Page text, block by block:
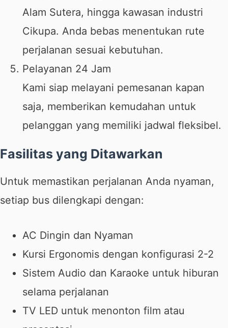
Alam Sutera, hingga kawasan industri
Cikupa. Anda bebas menentukan rute
perjalanan sesuai kebutuhan.
Pelayanan 24 Jam
Kami siap melayani pemesanan kapan
saja, memberikan kemudahan untuk
pelanggan yang memiliki jadwal fleksibel.
Fasilitas yang Ditawarkan
Untuk memastikan perjalanan Anda nyaman,
setiap bus dilengkapi dengan:
AC Dingin dan Nyaman
Kursi Ergonomis dengan konfigurasi 2-2
Sistem Audio dan Karaoke untuk hiburan
selama perjalanan
TV LED untuk menonton film atau